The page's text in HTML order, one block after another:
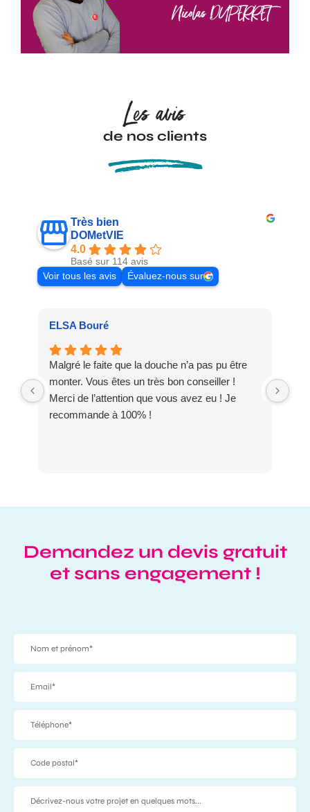
Nicolas DUPERRET
Les avis
de nos clients
Très bien
DOMetVIE
4.0
Basé sur 114 avis
Voir tous les avis
Évaluez-nous sur
ELSA Bouré
Malgré le faite que la douche n’a pas pu être
monter. Vous êtes un très bon conseiller !
Merci de l’attention que vous avez eu ! Je
recommande à 100% !
Demandez un devis gratuit
et sans engagement !